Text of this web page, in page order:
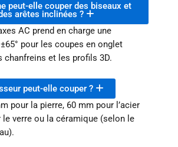
peut-elle couper des biseaux et
arêtes inclinées ?
AC prend en charge une
pour les coupes en onglet
chanfreins et les profils 3D.
peut-elle couper ?
pour la pierre, 60 mm pour l’acier
le verre ou la céramique (selon le